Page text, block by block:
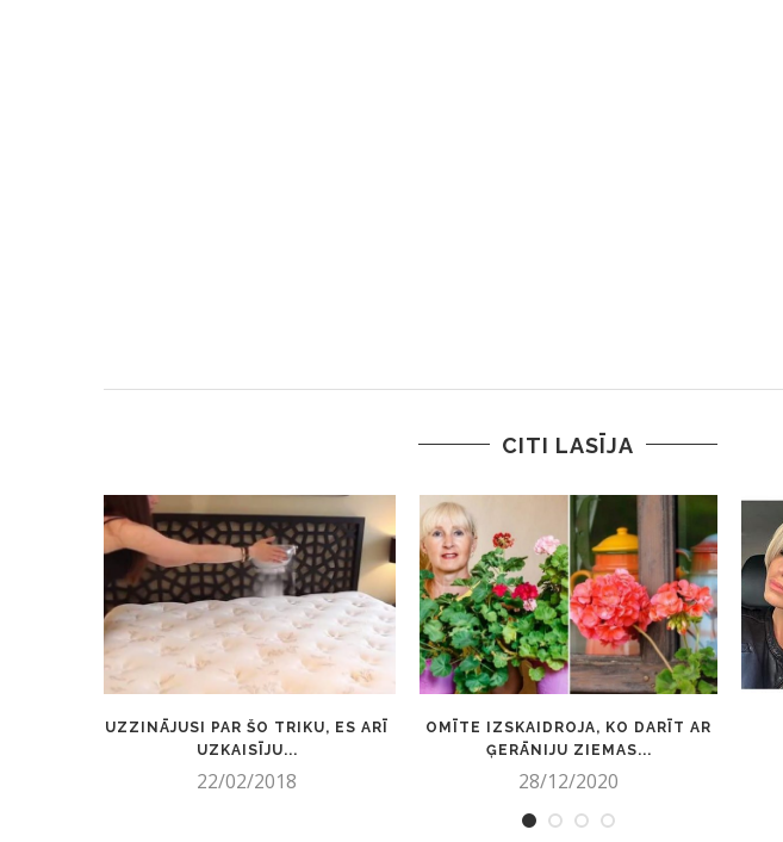
CITI LASĪJA
UZZINĀJUSI PAR ŠO TRIKU, ES ARĪ
UZKAISĪJU...
22/02/2018
OMĪTE IZSKAIDROJA, KO DARĪT AR
ĢERĀNIJU ZIEMAS...
28/12/2020